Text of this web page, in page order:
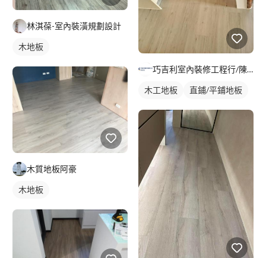
林淇葆-室內裝潢規劃設計
木地板
木質地板阿豪
木地板
巧吉利室內裝修工程行/陳家進
木工地板 直鋪/平鋪地板